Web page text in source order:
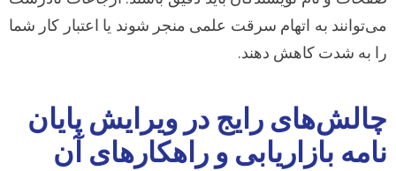
می‌توانند به اتهام سرقت علمی منجر شوند یا اعتبار کار شما
را به شدت کاهش دهند.
چالش‌های رایج در ویرایش پایان
نامه بازاریابی و راهکارهای آن